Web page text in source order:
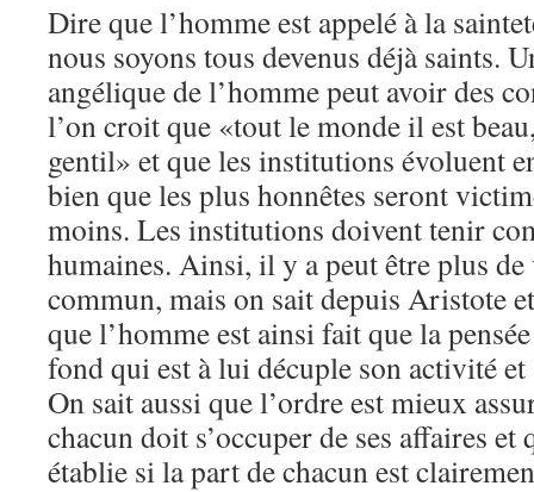
Dire que l’homme est appelé à la
nous soyons tous devenus déjà saints.
angélique de l’homme peut avoir des
l’on croit que «tout le monde il est
gentil» et que les institutions évoluent
bien que les plus honnêtes seront
moins. Les institutions doivent tenir
humaines. Ainsi, il y a peut être plus
commun, mais on sait depuis Aristote
que l’homme est ainsi fait que la
fond qui est à lui décuple son activité
On sait aussi que l’ordre est mieux
chacun doit s’occuper de ses affaires
établie si la part de chacun est